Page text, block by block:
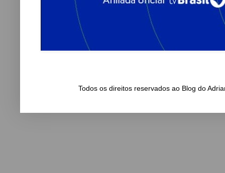
Todos os direitos reservados ao Blog do